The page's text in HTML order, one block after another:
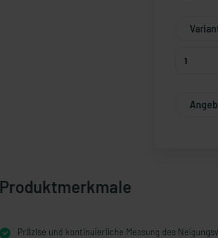
Produktmerkmale
Präzise und kontinuierliche Messung des